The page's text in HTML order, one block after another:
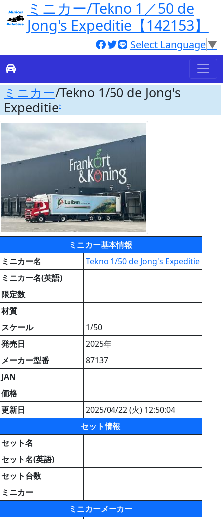
ミニカー/Tekno 1／50 de
Jong's Expeditie【142153】
Select Language▼
ミニカー/Tekno 1/50 de Jong's
Expeditie†
ミニカー基本情報
ミニカー名
Tekno 1/50 de Jong's Expeditie
ミニカー名(英語)
限定数
材質
スケール
1/50
発売日
2025年
メーカー型番
87137
JAN
価格
更新日
2025/04/22 (火) 12:50:04
セット情報
セット名
セット名(英語)
セット台数
ミニカー
ミニカーメーカー